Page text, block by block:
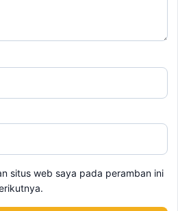
situs web saya pada peramban ini